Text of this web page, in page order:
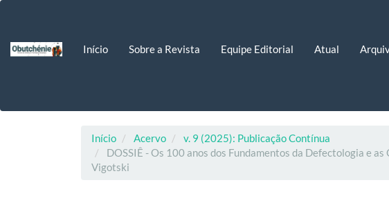
principal
Início Sobre a Revista Equipe Editorial Atual
Início Acervo
v. 9 (2025): Publicação Contínua
DOSSIÊ - Os 100 anos dos Fundamentos da Defectologia e
Vigotski